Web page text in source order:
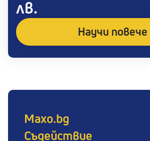
лв.
Научи повече
Maxo.bg
За нас
Съдействие